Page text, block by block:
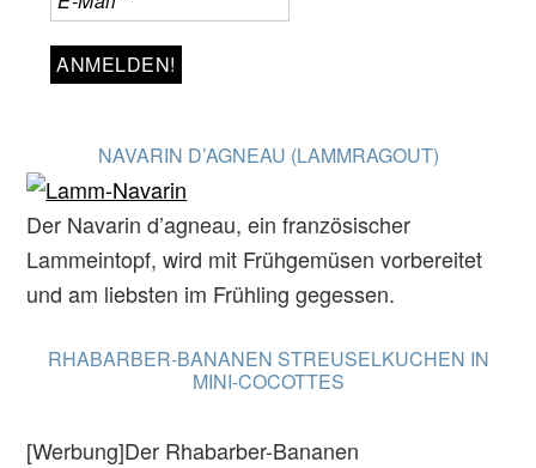
NAVARIN D’AGNEAU (LAMMRAGOUT)
Der Navarin d’agneau, ein französischer
Lammeintopf, wird mit Frühgemüsen vorbereitet
und am liebsten im Frühling gegessen.
RHABARBER-BANANEN STREUSELKUCHEN IN
MINI-COCOTTES
[Werbung]Der Rhabarber-Bananen